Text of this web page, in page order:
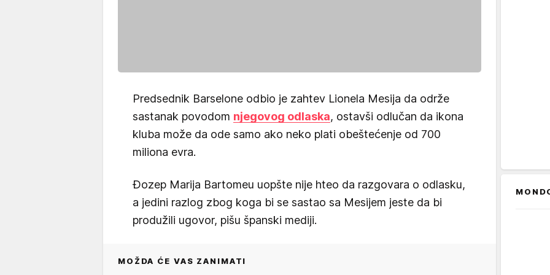
Predsednik Barselone odbio je zahtev Lionela Mesija da održe
sastanak povodom njegovog odlaska, ostavši odlučan da ikona
kluba može da ode samo ako neko plati obeštećenje od 700
miliona evra.
Đozep Marija Bartomeu uopšte nije hteo da razgovara o odlasku,
a jedini razlog zbog koga bi se sastao sa Mesijem jeste da bi
produžili ugovor, pišu španski mediji.
MOŽDA ĆE VAS ZANIMATI